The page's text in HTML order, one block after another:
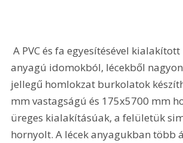
A PVC és fa egyesítésével kialakított kompozit
anyagú idomokból, lécekből
jellegű homlokzat burkolatok
mm vastagságú és 175x5700 mm
üreges kialakításúak, a felületük
hornyolt. A lécek anyagukban több